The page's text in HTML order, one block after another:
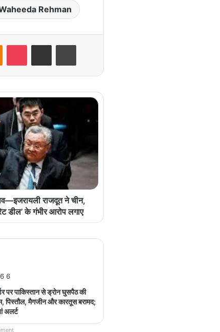
Rehman
राजदूत ने चीन,
डील’ के गंभीर आरोप लगाए
पर पाकिस्तान से ड्रोन घुसपैठ की
पिस्तौल, मैगजीन और कारतूस बरामद;
अलर्ट